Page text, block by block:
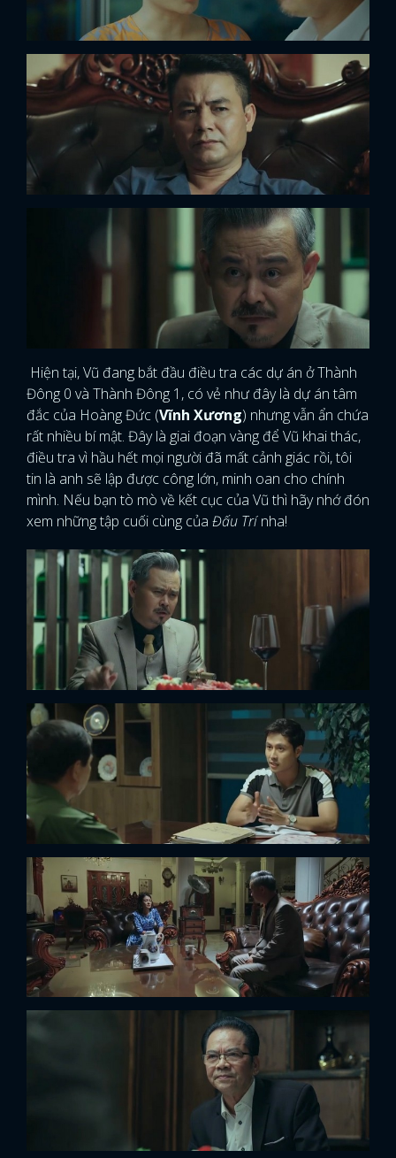
Hiện tại, Vũ đang bắt đầu điều tra các dự án ở Thành
Đông 0 và Thành Đông 1, có vẻ như đây là dự án tâm
đắc của Hoàng Đức (Vĩnh Xương) nhưng vẫn ẩn chứa
rất nhiều bí mật. Đây là giai đoạn vàng để Vũ khai thác,
điều tra vì hầu hết mọi người đã mất cảnh giác rồi, tôi
tin là anh sẽ lập được công lớn, minh oan cho chính
mình. Nếu bạn tò mò về kết cục của Vũ thì hãy nhớ đón
xem những tập cuối cùng của Đấu Trínha!